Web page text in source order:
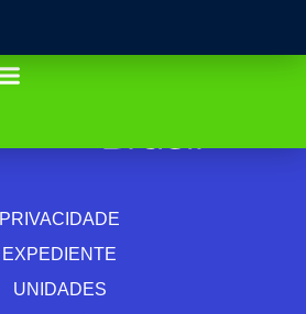
PRIVACIDADE
EXPEDIENTE
UNIDADES